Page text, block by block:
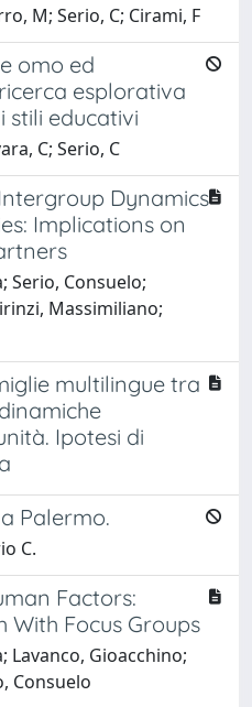
M; Serio, C; Cirami, F
omo ed
esplorativa
stili educativi
C; Serio, C
Dynamics
Implications on
Serio, Consuelo;
Massimiliano;
multilingue tra
Ipotesi di
Palermo.
C.
Factors:
With Focus Groups
Lavanco, Gioacchino;
Consuelo